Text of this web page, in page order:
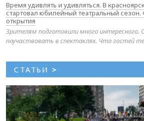
Время удивлять и удивляться. В
стартовал юбилейный театральный
открытия
Зрителям подготовили много интересного.
поучаствовать в спектаклях. Что гостей
СТАТЬИ >